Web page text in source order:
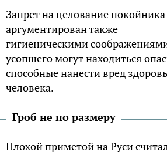
Запрет на целование
аргументирован также
гигиеническими
усопшего могут находиться
способные нанести вред
человека.
Гроб не по размеру
Плохой приметой на Руси